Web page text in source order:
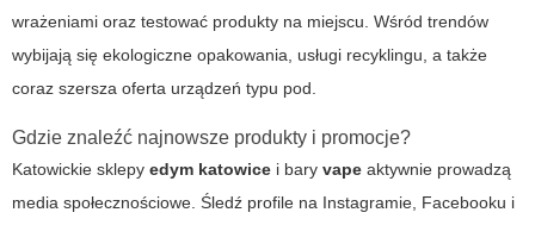
wrażeniami oraz testować produkty na miejscu. Wśród trendów
wybijają się ekologiczne opakowania, usługi recyklingu, a także
coraz szersza oferta urządzeń typu pod.
Gdzie znaleźć najnowsze produkty i promocje?
Katowickie sklepy edym katowice i bary vape aktywnie prowadzą
media społecznościowe. Śledź profile na Instagramie, Facebooku i